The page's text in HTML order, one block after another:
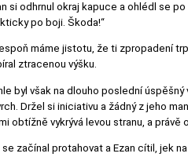
si odhrnul okraj kapuce a ohlédl se
po boji. Škoda!“
máme jistotu, že ti zpropadení
ztracenou výšku.
byl však na dlouho poslední
Držel si iniciativu a žádný z jeho
obtížně vykrývá levou stranu, a právě
se začínal protahovat a Ezan cítil, jek